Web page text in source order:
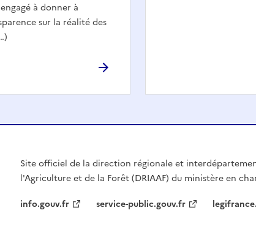
à donner à
sur la réalité des
Site officiel de la direction régionale et
l'Agriculture et de la Forêt (DRIAAF) du ministère en
info.gouv.fr
service-public.gouv.fr